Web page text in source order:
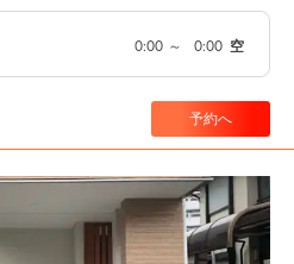
0:00 ～ 0:00 空
予約へ